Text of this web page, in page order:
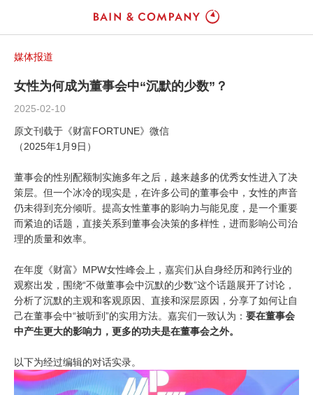
媒体报道
女性为何成为董事会中“沉默的少数”？
2025-02-10
原文刊载于《财富FORTUNE》微信
（2025年1月9日）
董事会的性别配额制实施多年之后，越来越多的优秀女性进入了决
策层。 但一个冰冷的现实是，在许多公司的董事会中，女性的声音
仍未得到充分倾听。 提高女性董事的影响力与能见度，是一个重要
而紧迫的话题，直接关系到董事会决策的多样性，进而影响公司治
理的质量和效率。
在年度《财富》MPW女性峰会上，嘉宾们从自身经历和跨行业的
观察出发，围绕“不做董事会中沉默的少数”这个话题展开了讨论，
分析了沉默的主观和客观原因、直接和深层原因，分享了如何让自
己在董事会中“被听到”的实用方法。嘉宾们一致认为： 要在董事会
中产生更大的影响力，更多的功夫是在董事会之外。
以下为经过编辑的对话实录。